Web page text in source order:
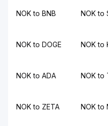
NOK to BNB NOK to
NOK to DOGE NOK to
NOK to ADA NOK to
NOK to ZETA NOK to